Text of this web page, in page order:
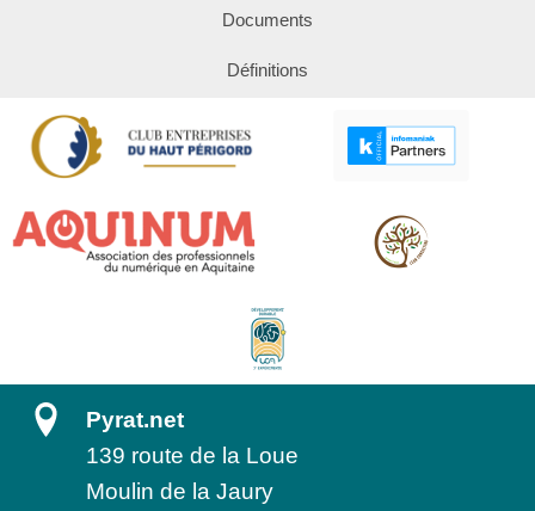
Documents
Définitions
Pyrat.net
139 route de la Loue
Moulin de la Jaury